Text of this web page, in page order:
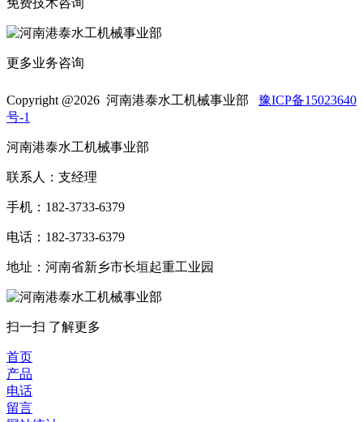
免费技术咨询
更多业务咨询
Copyright @2026 河南港泰水工机械事业部 豫ICP备15023640
号-1
河南港泰水工机械事业部
联系人：支经理
手机：182-3733-6379
电话：182-3733-6379
地址：河南省新乡市长垣起重工业园
扫一扫 了解更多
首页
产品
电话
留言